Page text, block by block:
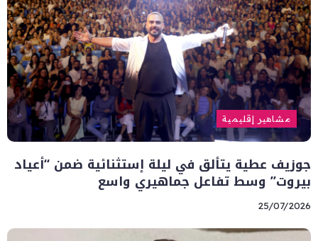
مشاهير إقليمية
جوزيف عطية يتألق في ليلة إستثنائية ضمن “أعياد
بيروت” وسط تفاعل جماهيري واسع
25/07/2026